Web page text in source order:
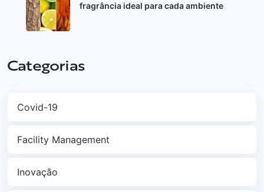
fragrância ideal para cada ambiente
Categorias
Covid-19
Facility Management
Inovação